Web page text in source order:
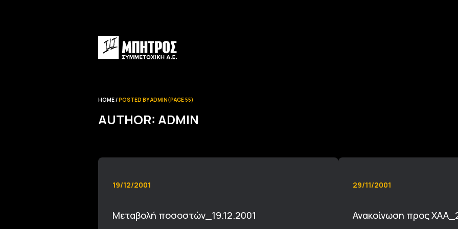
HOME POSTED BY ADMIN(PAGE 55)
AUTHOR: ADMIN
19/12/2001
Μεταβολή ποσοστών_19.12.2001
29/11/2001
Ανακοίνωση προς